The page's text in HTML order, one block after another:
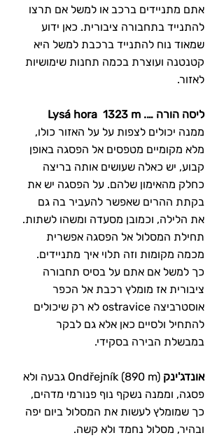
אתם מתניידים ברכב או למשל אם תרצו
להתנייד בתחבורה ציבורית. כאן ידוע
שמאוד נוח להתנייד ברכבת למשל היא
קטנטנה ועוצרת בכמה תחנות שימושיות
לאזור.
ליסה הורה …. Lysá hora  1323 m
ממנה יכולים לצפות על על האזור כולו,
מלא מקומיים מטפסים אל הפסגה באופן
קבוע, יש כאלה שעושים אותה בריצה
כחלק מהאימון שלהם. על הפסגה יש את
בקתת ההרים שאפשר להעביר בה גם
את הלילה, וכמובן מסעדה ומשהו לשתות.
תחילת המסלול אל הפסגה אפשרית
מכמה מקומות וזה תלוי איך מתניידים.
כך למשל אם אתם על בסיס תחבורה
ציבורית אז מומלץ רכבת אל הכפר
אוסטרביצה ostravice לא רק שיכולים
להתחיל ולסיים כאן אלא גם לבקר
במבשלת הבירה בסקידי.
אונדג'ינק
Ondřejník (890 m) גבעה ולא
פסגה, וממנה נשקף נוף פנורמי מדהים,
כך שמומלץ לעשות את המסלול ביום יפה
ובהיר, מסלול נחמד ולא קשה.